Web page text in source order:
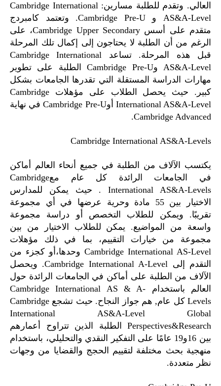
العالي. وتقدم للطلبة مسارين: Cambridge International
AS&A-Level و Cambridge Pre-U. وتعتمد كامبردج
متقدم على أسس Cambridge Upper Secondary، على
الرغم من أن الطلبة لا يحتاجون إلى إكمال تلك المرحلة
قبل هذه المرحلة. تساعد Cambridge International
AS&A-Level وCambridge Pre-U الطلبة على تطوير
مهارات الدراسة المستقلة التي تقدرها الجامعات بشكل
كبير. حيث يحصل الطلاب على مؤهلات Cambridge
International AS&A-Level أوCambridge Pre-U في نهاية
Cambridge Advanced.
Cambridge International AS&A-Levels
يكتسب الآلاف من الطلبة في جميع أنحاء العالم أماكن
في الجامعات الرائدة كل عام معCambridge
International AS&A-Levels . حيث يمكن للمدارس
الاختيار بين 55 مادة وحرية عرضها في أي مجموعة
تقريبًا. ويمكن للطلاب التخصص أو دراسة مجموعة
واسعة من المواضيع. يمكن للطلاب الاختيار من بين
مجموعة من خيارات التقييم، بما في ذلك مؤهلات
Cambridge International AS-Level وحدها،أو كجزء من
التقدم إلى Cambridge International A-Level. ويحصل
الآلاف من الطلبة على أماكن في الجامعات الرائدة حول
العالم باستخدام Cambridge International AS & A-
Levels كل عام, هم جواز النجاح. حيث تشجع Cambridge
International AS&A-Level Global
Perspectives&Research الطلبة الذين تتراوح أعمارهم
بين 16و19 عامًا على التفكير النقدي والتحليلي، باستخدام
منهجية بحث مختلفة لتقييم الحجج والقضايا من وجهات
نظر متعددة.